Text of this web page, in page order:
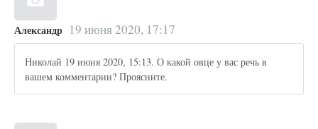
Александр 19 июня 2020, 17:17
Николай 19 июня 2020, 15:13. О какой овце у вас речь в
вашем комментарии? Проясните.